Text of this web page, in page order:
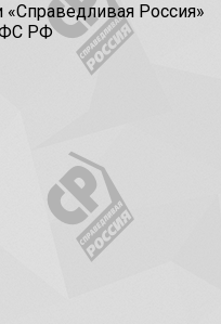
Россия»
ФС РФ